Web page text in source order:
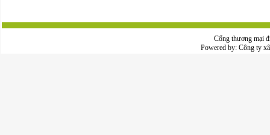
Cổng thương mại
Powered by: Công ty